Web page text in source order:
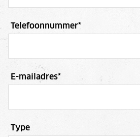
Telefoonnummer*
E-mailadres*
Type